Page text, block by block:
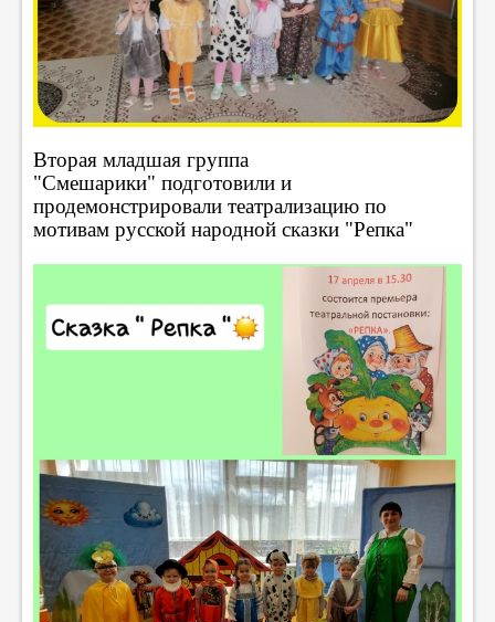
Вторая младшая группа
"Смешарики" подготовили и
продемонстрировали театрализацию по
мотивам русской народной сказки "Репка"